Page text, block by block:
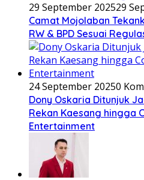
29 September 202529
Camat Mojolaban
RW & BPD Sesuai
24 September 20250
Dony Oskaria Ditunjuk
Rekan Kaesang hingga
Entertainment